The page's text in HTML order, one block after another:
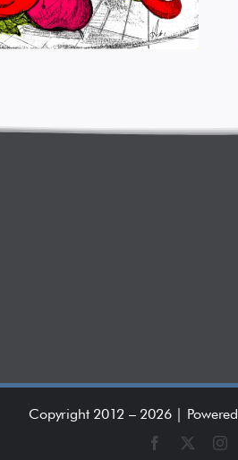
Copyright 2012 – 2026 |